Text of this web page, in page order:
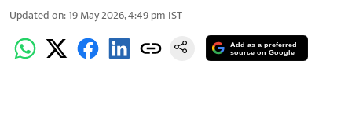
Updated on:19 May 2026, 4:49 pm IST
Add as a preferred
source on Google